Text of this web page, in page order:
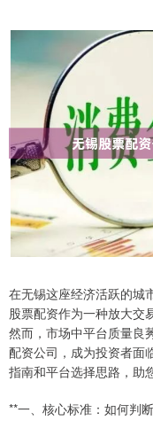
在无锡这座经济活跃的城
股票配资作为一种放大交
然而，市场中平台质量良
配资公司，成为投资者面
指南和平台选择思路，助
**一、核心标准：如何判